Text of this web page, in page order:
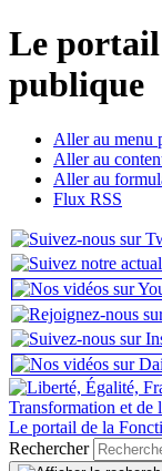
Le
publique
Aller au menu
Aller au
Aller au
Flux RSS
Le portail de la
Rechercher